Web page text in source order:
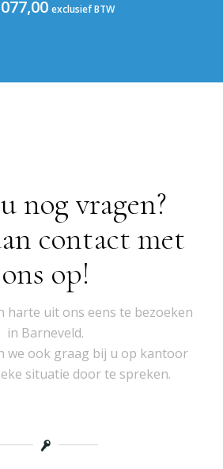
exclusief BTW
nog vragen?
contact met
ons op!
harte uit ons eens te bezoeken
in Barneveld.
we ook graag bij u op kantoor
situatie door te spreken.